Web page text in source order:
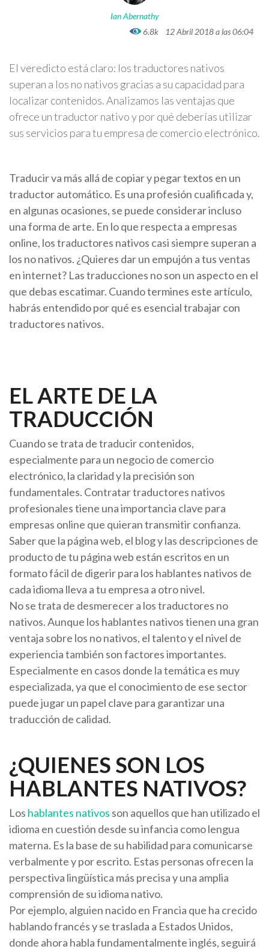
Ian Abernathy
6.8k
12 Abril 2018 a las 06:04
El veredicto está claro: los traductores nativos
superan a los no nativos gracias a su capacidad para
localizar contenidos. Analizamos las ventajas que
ofrece un traductor nativo y por qué deberías utilizar
sus servicios para tu empresa de comercio electrónico.
Traducir va más allá de copiar y pegar textos en un
traductor automático. Es una profesión cualificada y,
en algunas ocasiones, se puede considerar incluso
una forma de arte. En lo que respecta a empresas
online, los traductores nativos casi siempre superan a
los no nativos. ¿Quieres dar un empujón a tus ventas
en internet? Las traducciones no son un aspecto en el
que debas escatimar. Cuando termines este artículo,
habrás entendido por qué es esencial trabajar con
traductores nativos.
EL ARTE DE LA
TRADUCCIÓN
Cuando se trata de traducir contenidos,
especialmente para un negocio de comercio
electrónico, la claridad y la precisión son
fundamentales. Contratar traductores nativos
profesionales tiene una importancia clave para
empresas online que quieran transmitir confianza.
Saber que la página web, el blog y las descripciones de
producto de tu página web están escritos en un
formato fácil de digerir para los hablantes nativos de
cada idioma lleva a tu empresa a otro nivel.
No se trata de desmerecer a los traductores no
nativos. Aunque los hablantes nativos tienen una gran
ventaja sobre los no nativos, el talento y el nivel de
experiencia también son factores importantes.
Especialmente en casos donde la temática es muy
especializada, ya que el conocimiento de ese sector
puede jugar un papel clave para garantizar una
traducción de calidad.
¿QUIENES SON LOS
HABLANTES NATIVOS?
Los hablantes nativos son aquellos que han utilizado el
idioma en cuestión desde su infancia como lengua
materna. Es la base de su habilidad para comunicarse
verbalmente y por escrito. Estas personas ofrecen la
perspectiva lingüística más precisa y una amplia
comprensión de su idioma nativo.
Por ejemplo, alguien nacido en Francia que ha crecido
hablando francés y se traslada a Estados Unidos,
donde ahora habla fundamentalmente inglés, seguirá